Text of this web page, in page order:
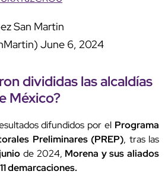
San Martin
June 6, 2024
divididas las alcaldías
México?
difundidos por el Programa
Preliminares (PREP), tras las
de 2024, Morena y sus aliados
11 demarcaciones.